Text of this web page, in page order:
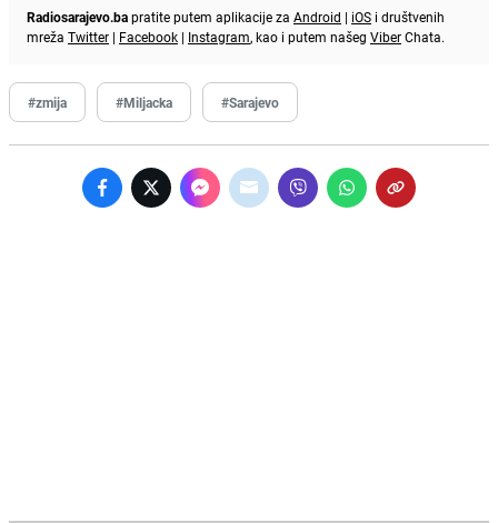
Radiosarajevo.bapratite putem aplikacije za Android | iOS i društvenih
mreža Twitter | Facebook | Instagram, kao i putem našeg ViberChata.
#zmija #Miljacka #Sarajevo